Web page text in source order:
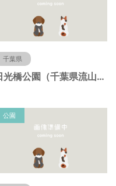
千葉県
日光橋公園（千葉県流山市）
公園